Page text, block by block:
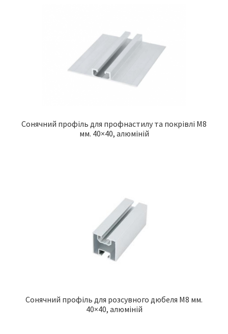
Сонячний профіль для профнастилу та покрівлі M8
мм. 40×40, алюміній
Сонячний профіль для розсувного дюбеля М8 мм.
40×40, алюміній